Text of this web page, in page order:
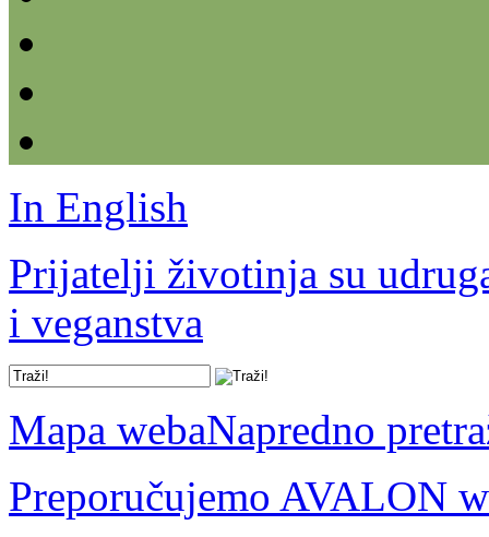
In English
Prijatelji životinja su
i veganstva
Mapa webaNapredno
Preporučujemo AVALON